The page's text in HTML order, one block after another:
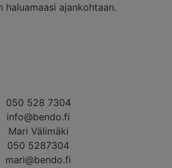
ajankohtaan.
050 528 7304
info@bendo.fi
Mari Välimäki
050 5287304
mari@bendo.fi